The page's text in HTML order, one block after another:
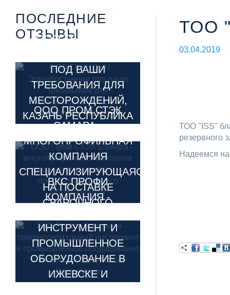
ТОО
03.04.2019
ТОО "ISS"
резервного
Надеемся на
ПОСЛЕДНИЕ
ОТЗЫВЫ
ООО ТЕХНОИН -
ПОД ВАШИ
ТРЕБОВАНИЯ ДЛЯ
МЕСТОРОЖДЕНИЙ,
КАЗАНЬ РЕСПУБЛИКА
15.01.2024
ООО ПРОМ СТЭК
САМАРА -
МНОГОПРОФИЛЬНАЯ
КОМПАНИЯ
СПЕЦИАЛИЗИРУЮЩАЯСЯ
НА ПОСТАВКЕ
СВАРОЧНОГО
ОБОРУДОВАНИЯ
24.04.2023
ВКС ПРОФИ
КОМПАНИЯ -
ИНСТРУМЕНТ И
ПРОМЫШЛЕННОЕ
ОБОРУДОВАНИЕ В
ИЖЕВСКЕ И